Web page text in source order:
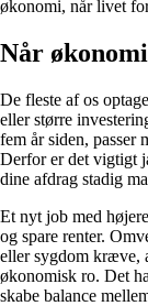
økonomi, når livet
Når
De fleste af os
eller større
fem år siden,
Derfor er det vigtigt
dine afdrag stadig
Et nyt job med
og spare renter.
eller sygdom kræve,
økonomisk ro. Det
skabe balance